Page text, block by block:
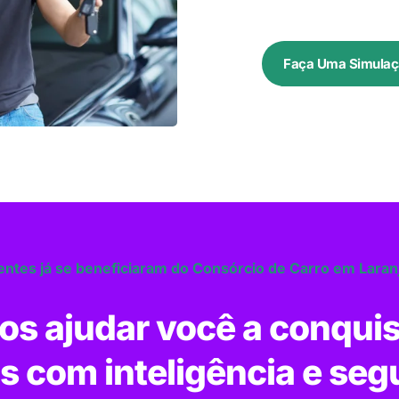
Faça Uma
já se beneficiaram do Consórcio de Carro em
ajudar você a
com inteligência e